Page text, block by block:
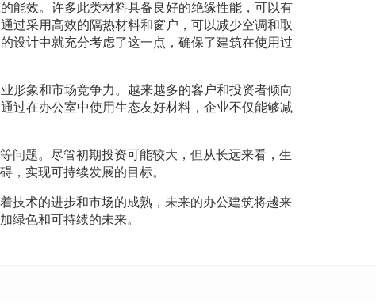
能效。许多此类材料具备良好的绝缘性能，可以有
过采用高效的隔热材料和窗户，可以减少空调和取
设计中就充分考虑了这一点，确保了建筑在使用过
形象和市场竞争力。越来越多的客户和投资者倾向
过在办公室中使用生态友好材料，企业不仅能够减
问题。尽管初期投资可能较大，但从长远来看，生
，实现可持续发展的目标。
技术的进步和市场的成熟，未来的办公建筑将越来
绿色和可持续的未来。